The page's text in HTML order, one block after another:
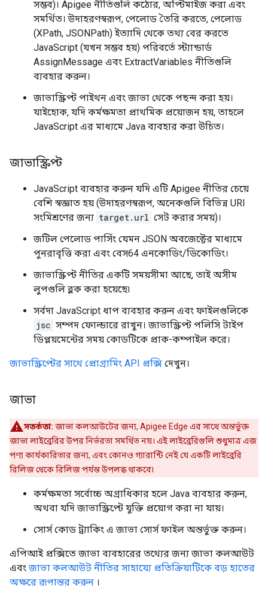
সম্ভব)। Apigee নীতিগুলি কঠোর, অপ্টিমাইজ করা এবং
সমর্থিত। উদাহরণস্বরূপ, পেলোড তৈরি করতে, পেলোড
(XPath, JSONPath) ইত্যাদি থেকে তথ্য বের করতে
JavaScript (যখন সম্ভব হয়) পরিবর্তে স্ট্যান্ডার্ড
AssignMessage এবং ExtractVariables নীতিগুলি
ব্যবহার করুন।
জাভাস্ক্রিপ্ট পাইথন এবং জাভা থেকে পছন্দ করা হয়।
যাইহোক, যদি কর্মক্ষমতা প্রাথমিক প্রয়োজন হয়, তাহলে
JavaScript এর মাধ্যমে Java ব্যবহার করা উচিত।
জাভাস্ক্রিপ্ট
JavaScript ব্যবহার করুন যদি এটি Apigee নীতির চেয়ে
বেশি স্বজ্ঞাত হয় (উদাহরণস্বরূপ, অনেকগুলি বিভিন্ন URI
সংমিশ্রণের জন্য target.url সেট করার সময়)।
জটিল পেলোড পার্সিং যেমন JSON অবজেক্টের মাধ্যমে
পুনরাবৃত্তি করা এবং বেস64 এনকোডিং/ডিকোডিং।
জাভাস্ক্রিপ্ট নীতির একটি সময়সীমা আছে, তাই অসীম
লুপগুলি ব্লক করা হয়েছে৷
সর্বদা JavaScript ধাপ ব্যবহার করুন এবং ফাইলগুলিকে
jsc সম্পদ ফোল্ডারে রাখুন। জাভাস্ক্রিপ্ট পলিসি টাইপ
ডিপ্লয়মেন্টের সময় কোডটিকে প্রাক-কম্পাইল করে।
জাভাস্ক্রিপ্টের সাথে প্রোগ্রামিং API প্রক্সি দেখুন।
জাভা
সতর্কতা: জাভা কলআউটের জন্য, Apigee Edge এর সাথে অন্তর্ভুক্ত
জাভা লাইব্রেরির উপর নির্ভরতা সমর্থিত নয়। এই লাইব্রেরিগুলি শুধুমাত্র এজ
পণ্য কার্যকারিতার জন্য, এবং কোনও গ্যারান্টি নেই যে একটি লাইব্রেরি
রিলিজ থেকে রিলিজ পর্যন্ত উপলব্ধ থাকবে৷
কর্মক্ষমতা সর্বোচ্চ অগ্রাধিকার হলে Java ব্যবহার করুন,
অথবা যদি জাভাস্ক্রিপ্টে যুক্তি প্রয়োগ করা না যায়।
সোর্স কোড ট্র্যাকিং এ জাভা সোর্স ফাইল অন্তর্ভুক্ত করুন।
এপিআই প্রক্সিতে জাভা ব্যবহারের তথ্যের জন্য জাভা কলআউট
এবংজাভা কলআউট নীতির সাহায্যে প্রতিক্রিয়াটিকে বড় হাতের
অক্ষরে রূপান্তর করুন ।